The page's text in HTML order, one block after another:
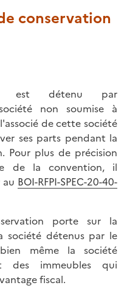
conservation
est détenu par
non soumise à
de cette société
ses parts pendant la
Pour plus de précision
de la convention, il
BOI-RFPI-SPEC-20-40-
porte sur la
détenus par le
même la société
des immeubles qui
fiscal.